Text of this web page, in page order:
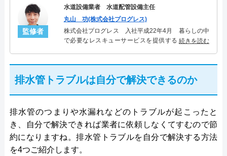
監修者
水道設備業者 水道配管設備主任
丸山 功(株式会社プログレス)
株式会社プログレス 入社平成22年4月 暮らしの中
で必要なレスキューサービスを提供する株式会社プ
シャリスト。
続きを読む
排水管トラブルは自分で解決できるのか
排水管のつまりや水漏れなどのトラブルが起こったと
き、自分で解決できれば業者に依頼しなくてすむので節
約になりますね。排水管トラブルを自分で解決する方法
を4つご紹介します。